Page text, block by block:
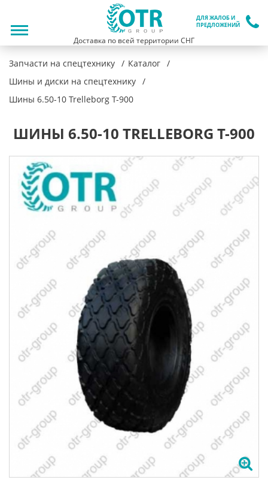
ДЛЯ ЖАЛОБ И
ПРЕДЛОЖЕНИЙ
Доставка по всей территории СНГ
Запчасти на спецтехнику
Каталог
Шины и диски на спецтехнику
Шины 6.50-10 Trelleborg T-900
ШИНЫ 6.50-10 TRELLEBORG T-900